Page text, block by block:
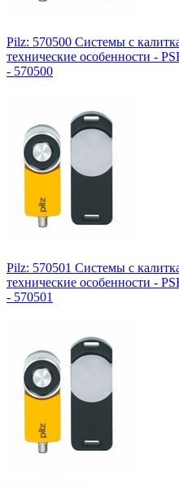
Pilz: 570500 Системы с
технические особенности -
- 570500
Pilz: 570501 Системы с
технические особенности -
- 570501